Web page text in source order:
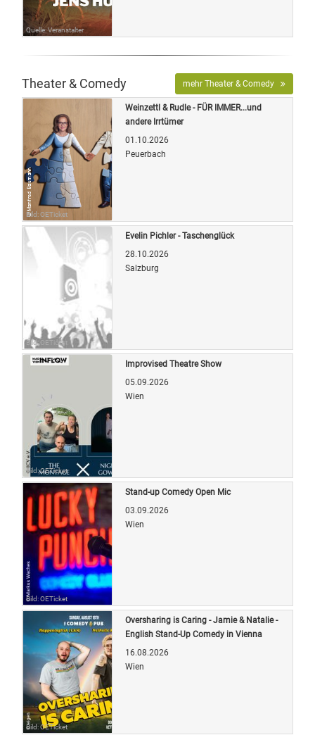
Quelle: Veranstalter
Theater & Comedy mehr Theater & Comedy
Bild: OETicket
Weinzettl & Rudle - FÜR IMMER...und
andere Irrtümer
01.10.2026
Peuerbach
Bild: OETicket
Evelin Pichler - Taschenglück
28.10.2026
Salzburg
Bild: OETicket
Improvised Theatre Show
05.09.2026
Wien
Bild: OETicket
Stand-up Comedy Open Mic
03.09.2026
Wien
Bild: OETicket
Oversharing is Caring - Jamie & Natalie -
English Stand-Up Comedy in Vienna
16.08.2026
Wien